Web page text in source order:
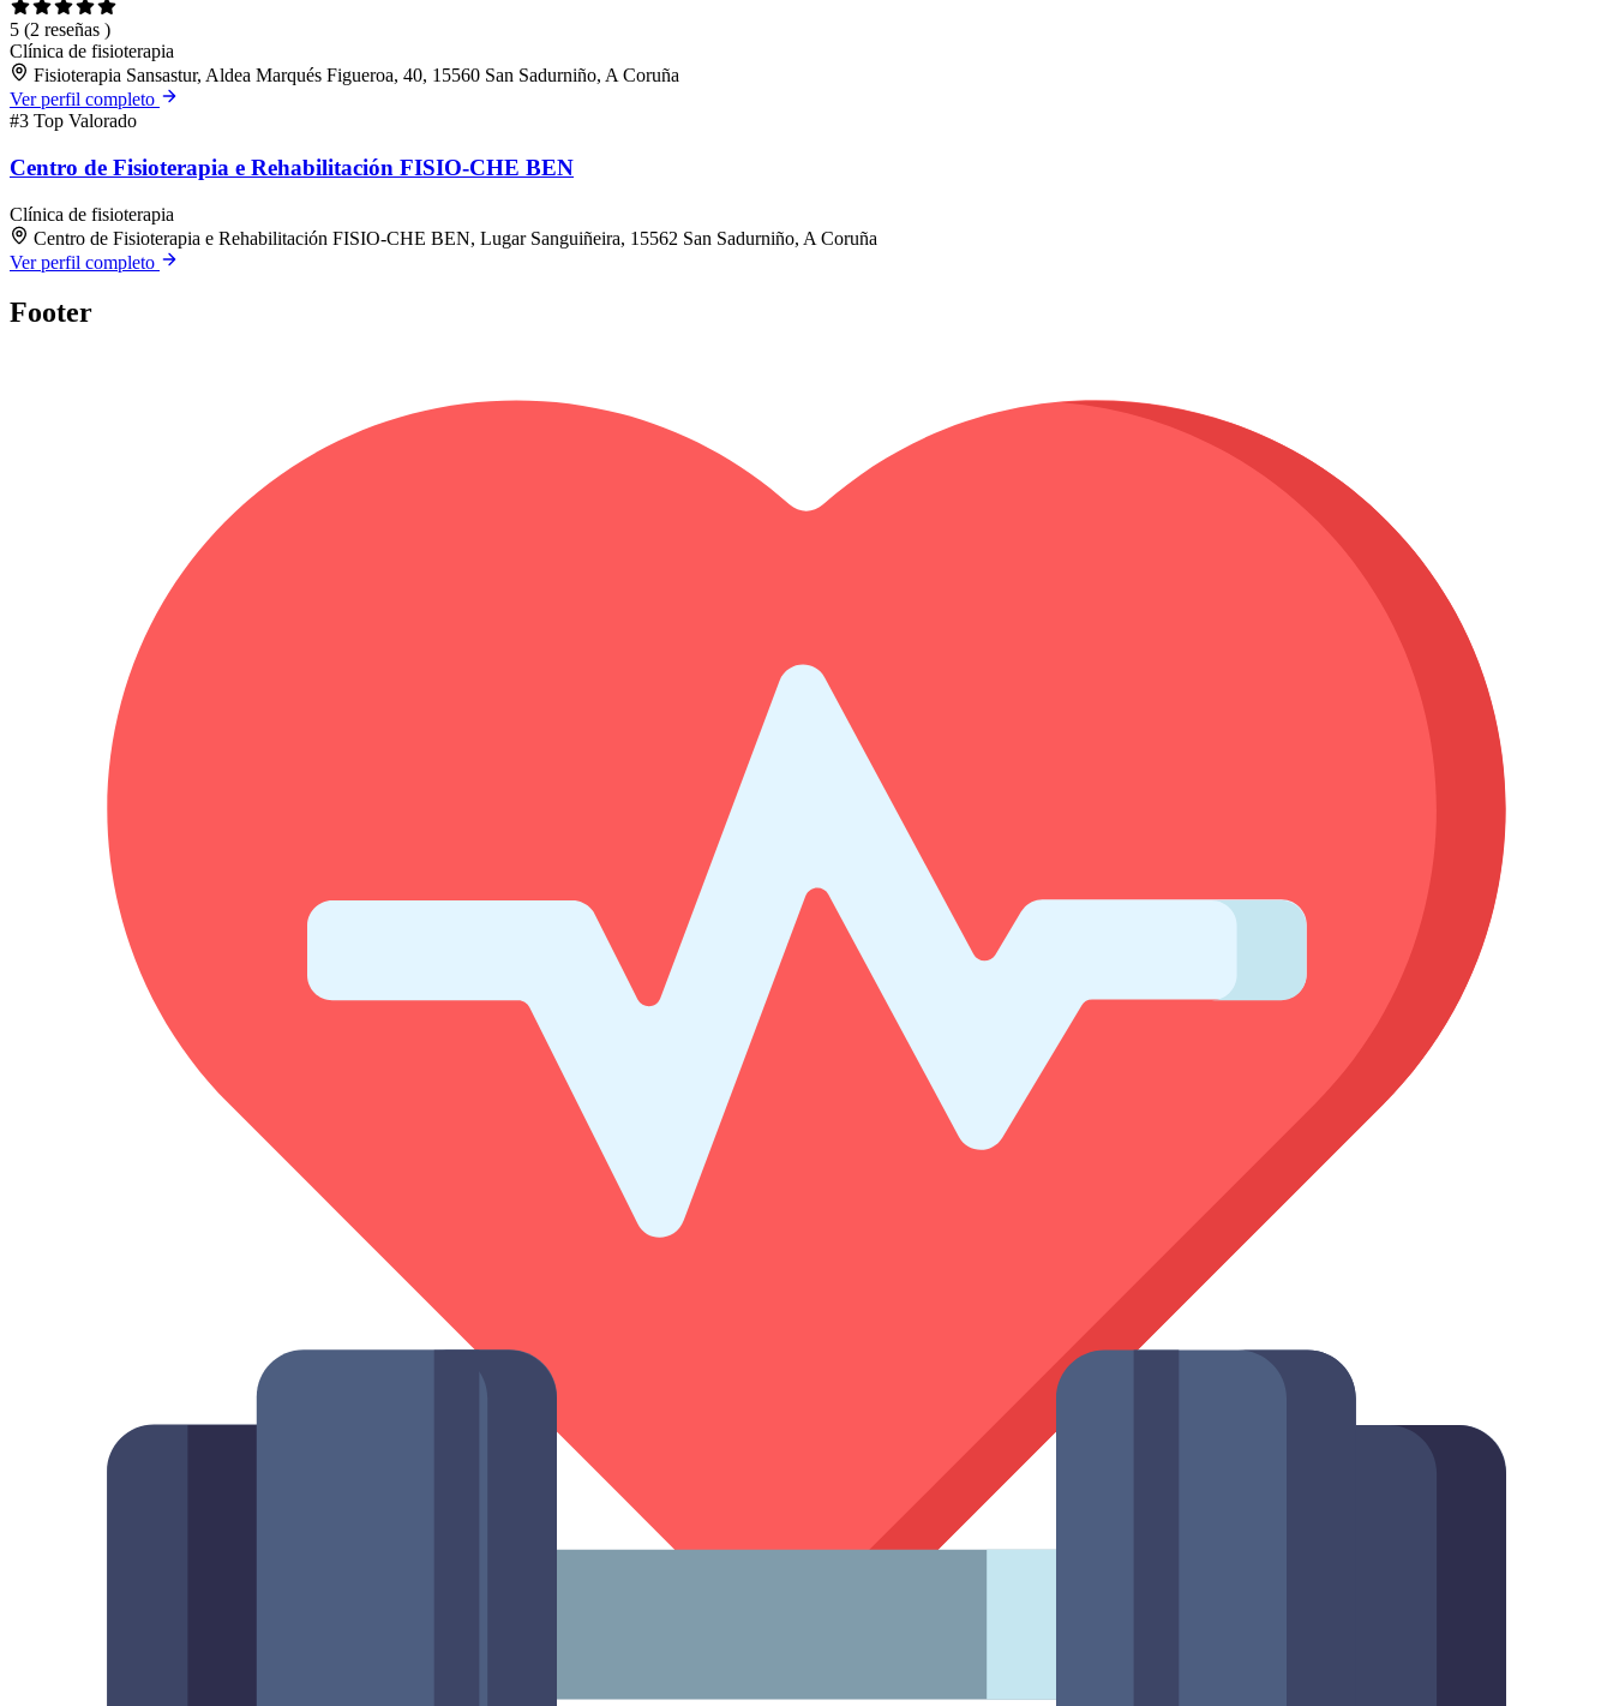
5 (2 reseñas )
Clínica de fisioterapia
Fisioterapia Sansastur, Aldea Marqués Figueroa, 40, 15560 San Sadurniño, A Coruña
Ver perfil completo
#3 Top Valorado
Centro de Fisioterapia e Rehabilitación FISIO-CHE BEN
Clínica de fisioterapia
Centro de Fisioterapia e Rehabilitación FISIO-CHE BEN, Lugar Sanguiñeira, 15562 San Sadurniño, A Coruña
Ver perfil completo
Footer